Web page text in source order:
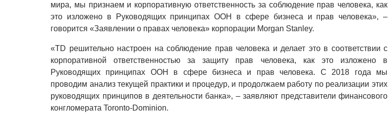
мира, мы признаем и корпоративную ответственность за соблюдение прав человека, как
это изложено в Руководящих принципах ООН в сфере бизнеса и прав человека», –
говорится «Заявлении о правах человека» корпорации Morgan Stanley.
«TD решительно настроен на соблюдение прав человека и делает это в соответствии с
корпоративной ответственностью за защиту прав человека, как это изложено в
Руководящих принципах ООН в сфере бизнеса и прав человека. С 2018 года мы
проводим анализ текущей практики и процедур, и продолжаем работу по реализации этих
руководящих принципов в деятельности банка», – заявляют представители финансового
конгломерата Toronto-Dominion.